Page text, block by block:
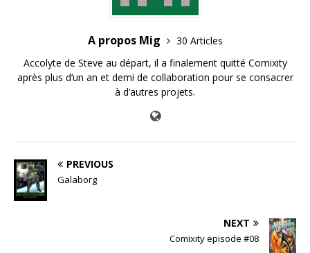
A propos Mig
30 Articles
Accolyte de Steve au départ, il a finalement quitté Comixity
après plus d’un an et demi de collaboration pour se consacrer
à d’autres projets.
PREVIOUS
Galaborg
NEXT
Comixity episode #08